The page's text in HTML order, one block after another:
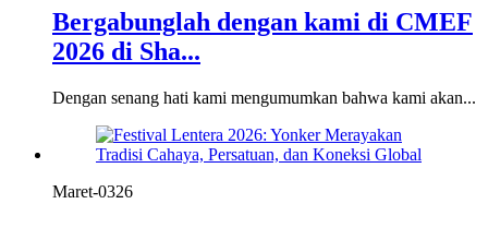
Bergabunglah dengan kami di CMEF
2026 di Sha...
Dengan senang hati kami mengumumkan bahwa kami akan...
Maret-0326